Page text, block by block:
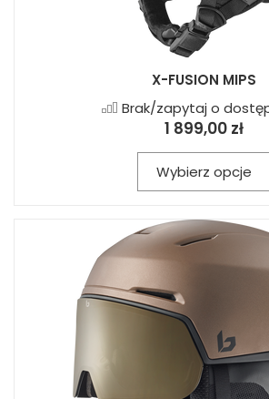
X-FUSION MIPS
Brak/zapytaj o
1 899,00 zł
Wybierz opcje